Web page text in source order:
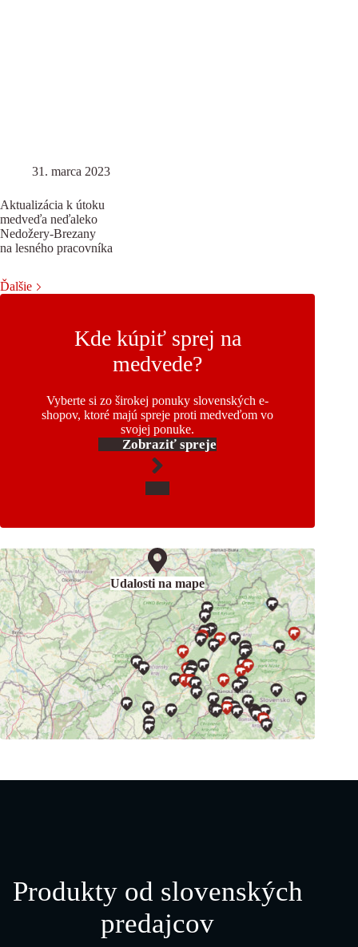
31. marca 2023
Aktualizácia k útoku
medveďa neďaleko
Nedožery-Brezany
na lesného pracovníka
Ďalšie
Kde kúpiť sprej na
medvede?
Vyberte si zo širokej ponuky slovenských e-
shopov, ktoré majú spreje proti medveďom vo
svojej ponuke.
Zobraziť spreje
Udalosti na mape
Produkty od slovenských
predajcov